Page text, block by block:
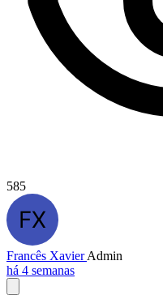
585
Francês XavierAdmin
há 4 semanas